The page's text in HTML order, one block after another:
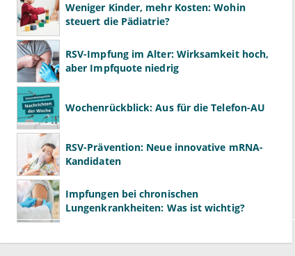
Weniger Kinder, mehr Kosten: Wohin
steuert die Pädiatrie?
RSV-Impfung im Alter: Wirksamkeit hoch,
aber Impfquote niedrig
Wochenrückblick: Aus für die Telefon-AU
RSV-Prävention: Neue innovative mRNA-
Kandidaten
Impfungen bei chronischen
Lungenkrankheiten: Was ist wichtig?